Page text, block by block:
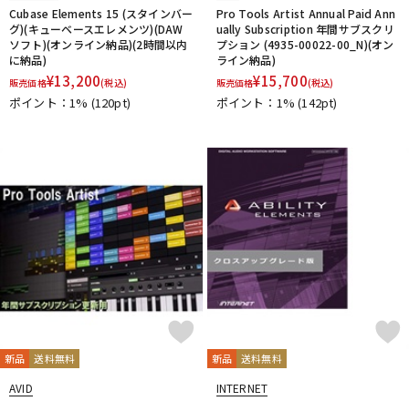
Cubase Elements 15 (スタインバー
グ)(キューベースエレメンツ)(DAW
ソフト)(オンライン納品)(2時間以内
に納品)
販売価格¥13,200(税込)
ポイント：1% (120pt)
Pro Tools Artist Annual Paid Ann
ually Subscription 年間サブスクリ
プション (4935-00022-00_N)(オン
ライン納品)
販売価格¥15,700(税込)
ポイント：1%(142pt)
新品 送料無料
AVID
新品 送料無料
INTERNET